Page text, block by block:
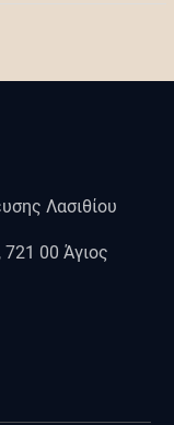
Λασιθίου
721 00 Άγιος